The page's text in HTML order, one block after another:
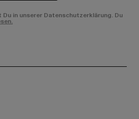
in unserer Datenschutzerklärung. Du